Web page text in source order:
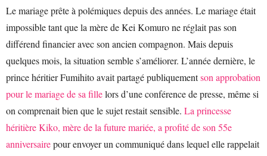
Le mariage prête à polémiques depuis des années. Le mariage était
impossible tant que la mère de Kei Komuro ne réglait pas son
différend financier avec son ancien compagnon. Mais depuis
quelques mois, la situation semble s’améliorer. L’année dernière, le
prince héritier Fumihito avait partagé publiquementson approbation
pour le mariage de sa fillelors d’une conférence de presse, même si
on comprenait bien que le sujet restait sensible. La princesse
héritière Kiko, mère de la future mariée, a profité de son 55e
anniversairepour envoyer un communiqué dans lequel elle rappelait